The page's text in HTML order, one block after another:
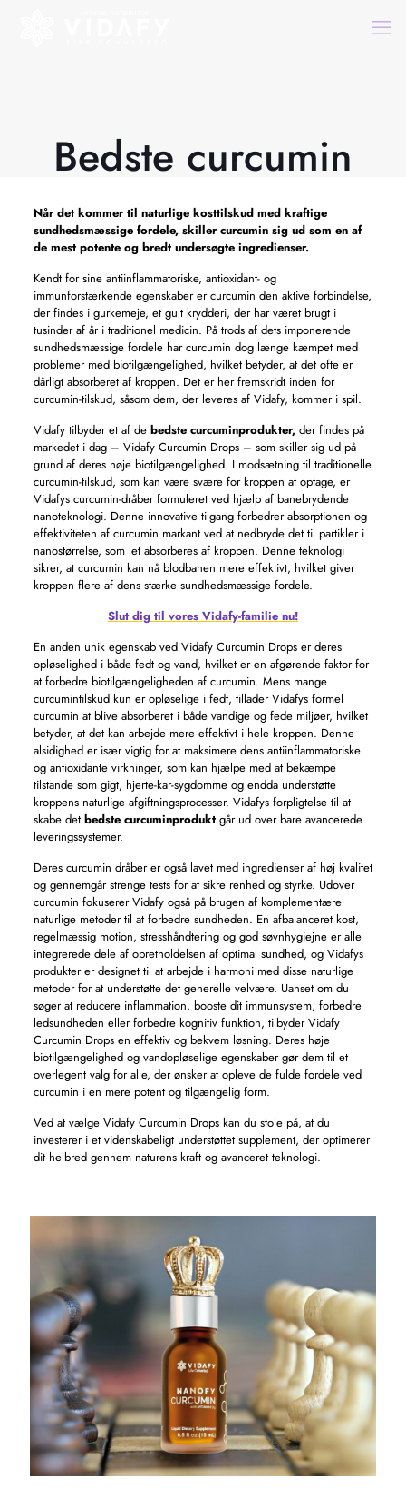
Bedste curcumin
Når det kommer til naturlige kosttilskud med kraftige
sundhedsmæssige fordele, skiller curcumin sig ud som en af ​​
de mest potente og bredt undersøgte ingredienser.
Kendt for sine antiinflammatoriske, antioxidant- og
immunforstærkende egenskaber er curcumin den aktive forbindelse,
der findes i gurkemeje, et gult krydderi, der har været brugt i
tusinder af år i traditionel medicin. På trods af dets imponerende
sundhedsmæssige fordele har curcumin dog længe kæmpet med
problemer med biotilgængelighed, hvilket betyder, at det ofte er
dårligt absorberet af kroppen. Det er her fremskridt inden for
curcumin-tilskud, såsom dem, der leveres af Vidafy, kommer i spil.
Vidafy tilbyder et af de bedste curcuminprodukter,der findes på
markedet i dag – Vidafy Curcumin Drops – som skiller sig ud på
grund af deres høje biotilgængelighed. I modsætning til traditionelle
curcumin-tilskud, som kan være svære for kroppen at optage, er
Vidafys curcumin-dråber formuleret ved hjælp af banebrydende
nanoteknologi. Denne innovative tilgang forbedrer absorptionen og
effektiviteten af ​​curcumin markant ved at nedbryde det til partikler i
nanostørrelse, som let absorberes af kroppen. Denne teknologi
sikrer, at curcumin kan nå blodbanen mere effektivt, hvilket giver
kroppen flere af dens stærke sundhedsmæssige fordele.
Slut dig til vores Vidafy-familie nu!
En anden unik egenskab ved Vidafy Curcumin Drops er deres
opløselighed i både fedt og vand, hvilket er en afgørende faktor for
at forbedre biotilgængeligheden af ​​curcumin. Mens mange
curcumintilskud kun er opløselige i fedt, tillader Vidafys formel
curcumin at blive absorberet i både vandige og fede miljøer, hvilket
betyder, at det kan arbejde mere effektivt i hele kroppen. Denne
alsidighed er især vigtig for at maksimere dens antiinflammatoriske
og antioxidante virkninger, som kan hjælpe med at bekæmpe
tilstande som gigt, hjerte-kar-sygdomme og endda understøtte
kroppens naturlige afgiftningsprocesser. Vidafys forpligtelse til at
skabe det bedste curcuminproduktgår ud over bare avancerede
leveringssystemer.
Deres curcumin dråber er også lavet med ingredienser af høj kvalitet
og gennemgår strenge tests for at sikre renhed og styrke. Udover
curcumin fokuserer Vidafy også på brugen af ​​komplementære
naturlige metoder til at forbedre sundheden. En afbalanceret kost,
regelmæssig motion, stresshåndtering og god søvnhygiejne er alle
integrerede dele af opretholdelsen af ​​optimal sundhed, og Vidafys
produkter er designet til at arbejde i harmoni med disse naturlige
metoder for at understøtte det generelle velvære. Uanset om du
søger at reducere inflammation, booste dit immunsystem, forbedre
ledsundheden eller forbedre kognitiv funktion, tilbyder Vidafy
Curcumin Drops en effektiv og bekvem løsning. Deres høje
biotilgængelighed og vandopløselige egenskaber gør dem til et
overlegent valg for alle, der ønsker at opleve de fulde fordele ved
curcumin i en mere potent og tilgængelig form.
Ved at vælge Vidafy Curcumin Drops kan du stole på, at du
investerer i et videnskabeligt understøttet supplement, der optimerer
dit helbred gennem naturens kraft og avanceret teknologi.